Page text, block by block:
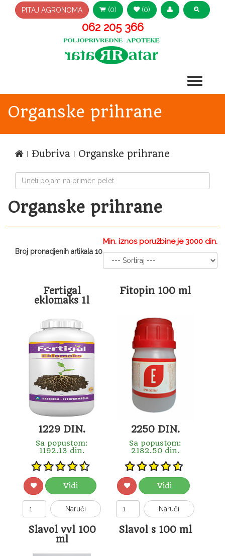
PITAJ AGRONOMA (0) (0)
062 205 366
Organske prihrane
ǀ Đubriva ǀ Organske prihrane
Organske prihrane
Min. iznos poružbine je 3000 din.
Broj pronadjenih artikala 10
Fertigal
eklomaks 1l
1229 DIN.
Sa popustom:
1192.13 din.
Vidi
Naruči
Fitopin 100 ml
2250 DIN.
Sa popustom:
2182.50 din.
Vidi
Naruči
Slavol vvl 100
ml
Slavol s 100 ml